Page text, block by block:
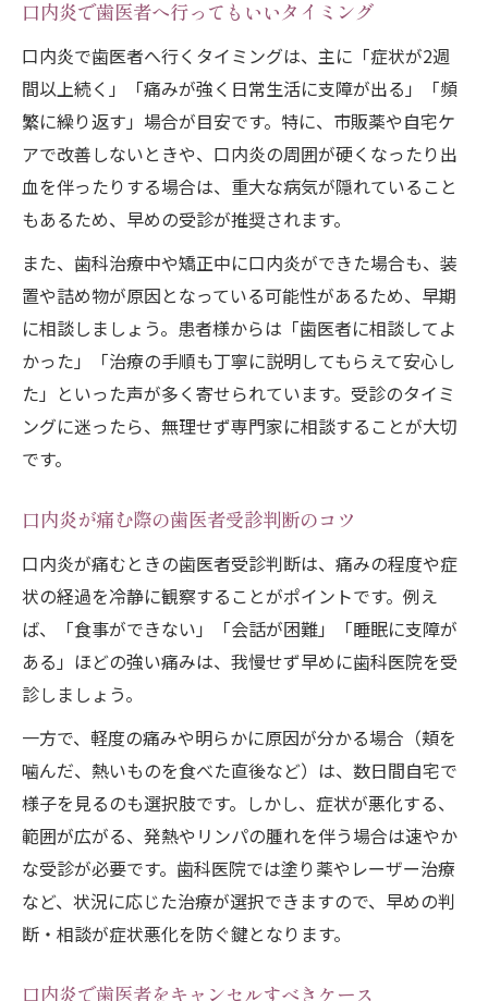
口内炎治療の保険適用や費用感を確認
歯医者選びで口内炎治療の安心感を得る
口内炎で歯医者へ行ってもいいタイミング
口内炎で歯医者へ行くタイミングは、主に「症状が2週
間以上続く」「痛みが強く日常生活に支障が出る」「頻
繁に繰り返す」場合が目安です。特に、市販薬や自宅ケ
アで改善しないときや、口内炎の周囲が硬くなったり出
血を伴ったりする場合は、重大な病気が隠れていること
もあるため、早めの受診が推奨されます。
また、歯科治療中や矯正中に口内炎ができた場合も、装
置や詰め物が原因となっている可能性があるため、早期
に相談しましょう。患者様からは「歯医者に相談してよ
かった」「治療の手順も丁寧に説明してもらえて安心し
た」といった声が多く寄せられています。受診のタイミ
ングに迷ったら、無理せず専門家に相談することが大切
です。
口内炎が痛む際の歯医者受診判断のコツ
口内炎が痛むときの歯医者受診判断は、痛みの程度や症
状の経過を冷静に観察することがポイントです。例え
ば、「食事ができない」「会話が困難」「睡眠に支障が
ある」ほどの強い痛みは、我慢せず早めに歯科医院を受
診しましょう。
一方で、軽度の痛みや明らかに原因が分かる場合（頬を
噛んだ、熱いものを食べた直後など）は、数日間自宅で
様子を見るのも選択肢です。しかし、症状が悪化する、
範囲が広がる、発熱やリンパの腫れを伴う場合は速やか
な受診が必要です。歯科医院では塗り薬やレーザー治療
など、状況に応じた治療が選択できますので、早めの判
断・相談が症状悪化を防ぐ鍵となります。